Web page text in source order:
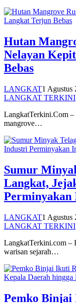
Hutan
Nelayan
Bebas
LANGKAT1 Agustus
LANGKAT TERKINI
LangkatTerkini.Com –
mangrove…
Sumur
Langkat,
Perminyakan
LANGKAT1 Agustus
LANGKAT TERKINI
LangkatTerkini.com –
warisan sejarah…
Pemko